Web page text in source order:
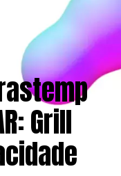
Grill